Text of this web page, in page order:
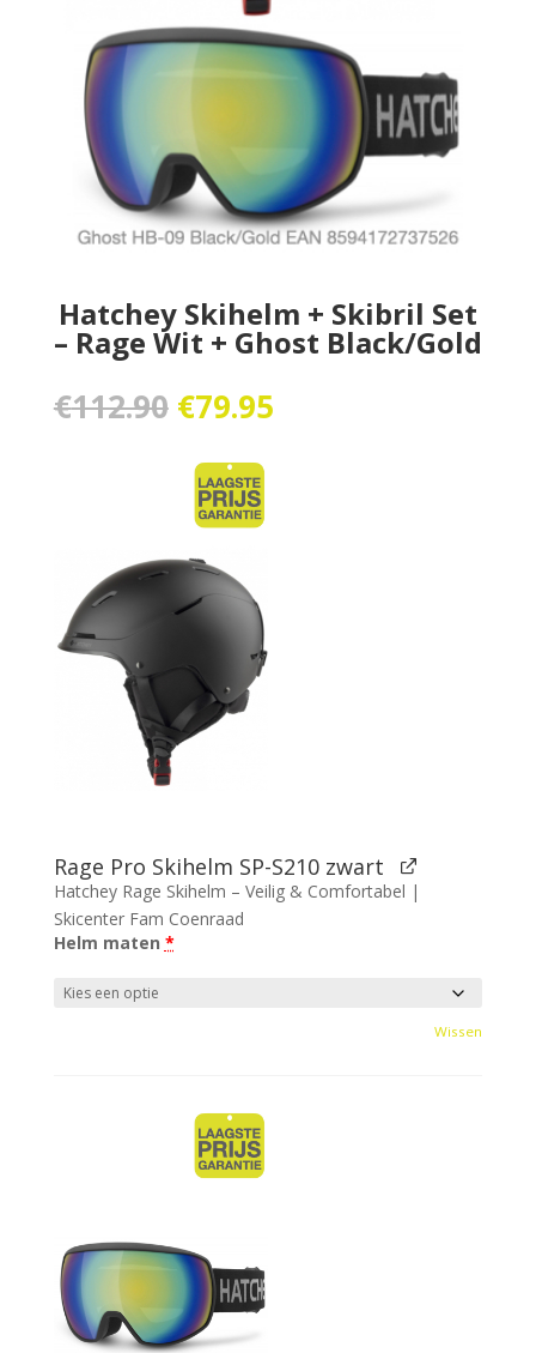
Hatchey Skihelm + Skibril Set
– Rage Wit + Ghost Black/Gold
€112.90 Oorspronkelijke
prijs
was:
€112.90.
€79.95Huidige
Rage Pro Skihelm SP-S210 zwart
Hatchey Rage Skihelm – Veilig & Comfortabel |
Skicenter Fam Coenraad
Helm maten *
Wissen